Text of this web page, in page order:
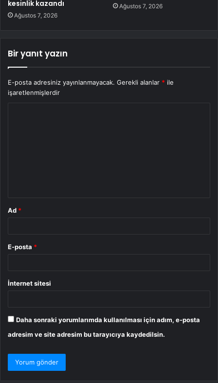
kesinlik kazandı
Ağustos 7, 2026
Ağustos 7, 2026
Bir yanıt yazın
E-posta adresiniz yayınlanmayacak. Gerekli alanlar * ile
işaretlenmişlerdir
Ad *
E-posta *
İnternet sitesi
Daha sonraki yorumlarımda kullanılması için adım, e-posta
adresim ve site adresim bu tarayıcıya kaydedilsin.